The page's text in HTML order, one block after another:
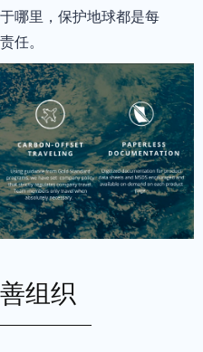
哪里，保护地球都是每
任。
组织